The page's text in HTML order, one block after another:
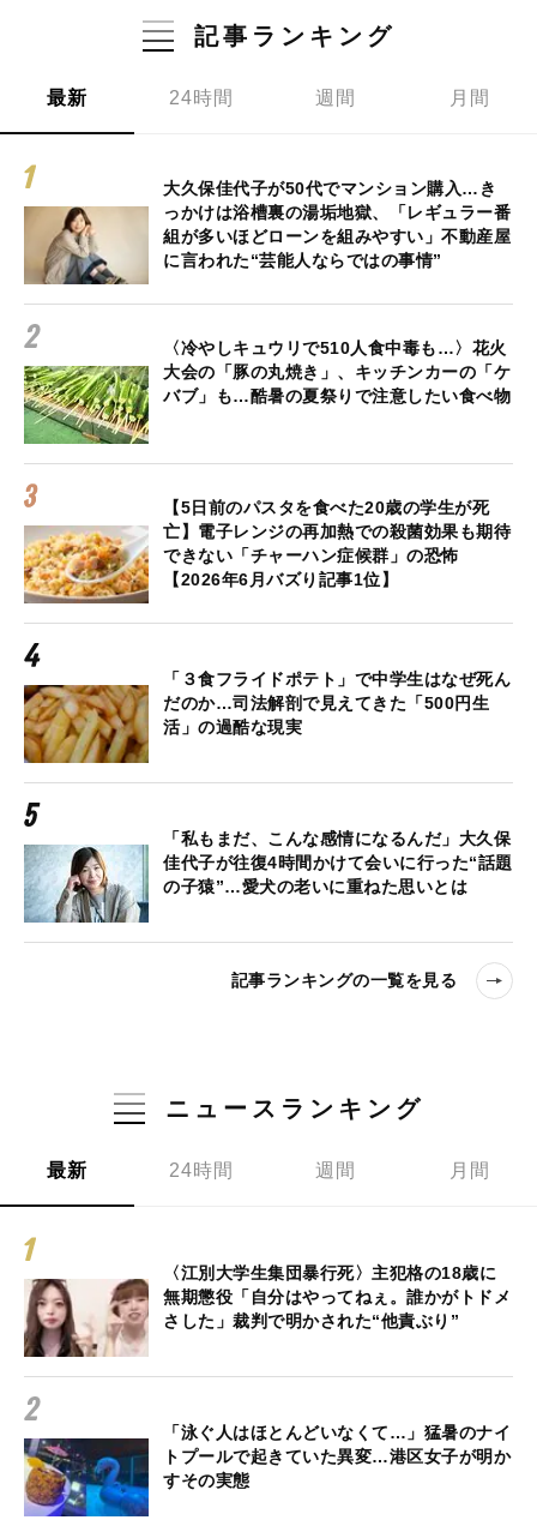
記事ランキング
最新 24時間 週間 月間
大久保佳代子が50代でマンション購入…き
っかけは浴槽裏の湯垢地獄、「レギュラー番
組が多いほどローンを組みやすい」不動産屋
に言われた“芸能人ならではの事情”
〈冷やしキュウリで510人食中毒も…〉花火
大会の「豚の丸焼き」、キッチンカーの「ケ
バブ」も…酷暑の夏祭りで注意したい食べ物
【5日前のパスタを食べた20歳の学生が死
亡】電子レンジの再加熱での殺菌効果も期待
できない「チャーハン症候群」の恐怖
【2026年6月バズり記事1位】
「３食フライドポテト」で中学生はなぜ死ん
だのか…司法解剖で見えてきた「500円生
活」の過酷な現実
「私もまだ、こんな感情になるんだ」大久保
佳代子が往復4時間かけて会いに行った“話題
の子猿”…愛犬の老いに重ねた思いとは
記事ランキングの一覧を見る
ニュースランキング
最新 24時間 週間 月間
〈江別大学生集団暴行死〉主犯格の18歳に
無期懲役「自分はやってねぇ。誰かがトドメ
さした」裁判で明かされた“他責ぶり”
「泳ぐ人はほとんどいなくて…」猛暑のナイ
トプールで起きていた異変…港区女子が明か
すその実態